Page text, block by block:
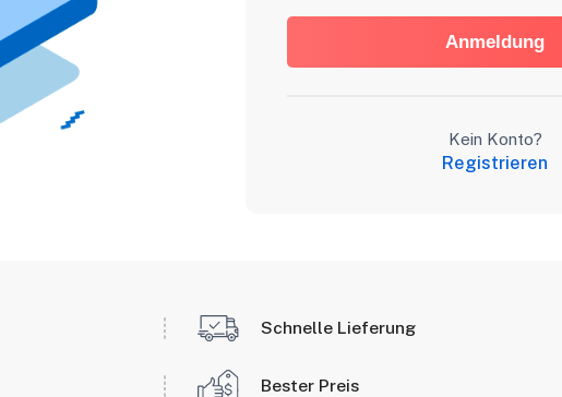
Anmeldung
Kein Konto?
Registrieren
Schnelle Lieferung
Bester Preis